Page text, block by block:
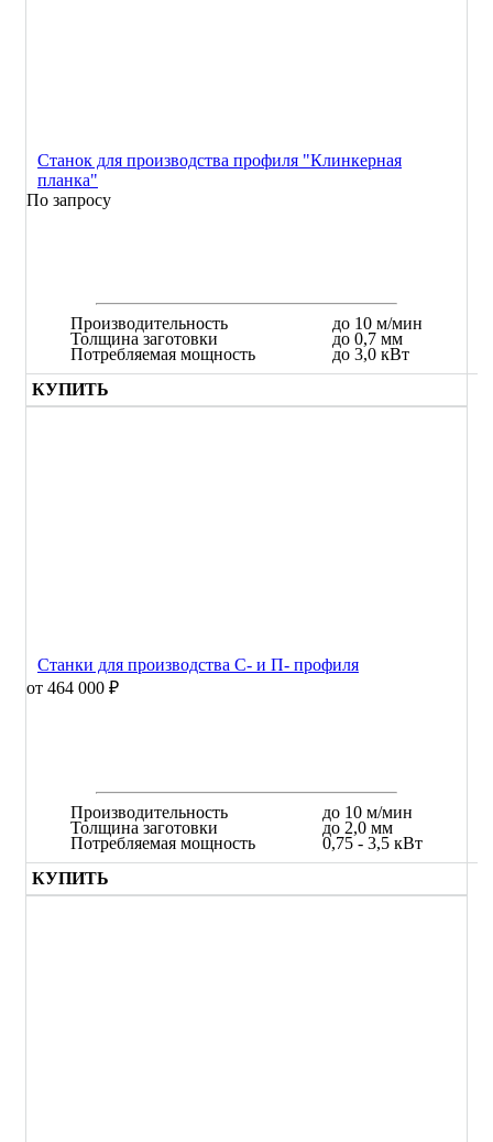
Станок для производства профиля "Клинкерная
планка"
По запросу
Производительность
Толщина заготовки
Потребляемая мощность
до 10 м/мин
до 0,7 мм
до 3,0 кВт
КУПИТЬ
Станки для производства С- и П- профиля
от 464 000 ₽
Производительность
Толщина заготовки
Потребляемая мощность
до 10 м/мин
до 2,0 мм
0,75 - 3,5 кВт
КУПИТЬ